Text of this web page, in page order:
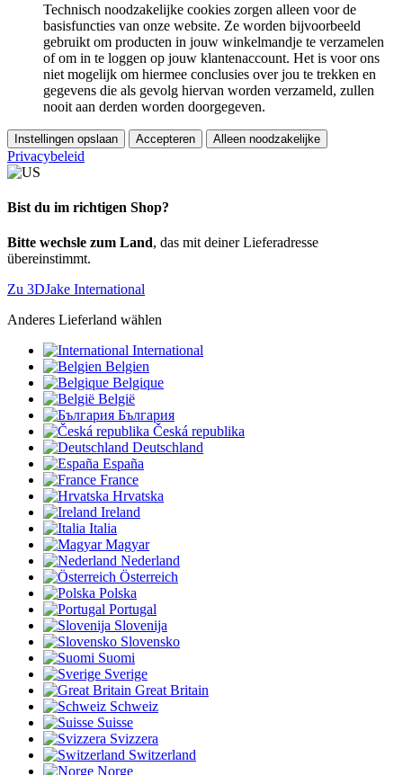
Technisch noodzakelijke cookies zorgen alleen voor de
basisfuncties van onze website. Ze worden bijvoorbeeld
gebruikt om producten in jouw winkelmandje te verzamelen
of om in te loggen op jouw klantenaccount. Het is voor ons
niet mogelijk om hiermee conclusies over jou te trekken en
gegevens die als gevolg hiervan worden verzameld, zullen
nooit aan derden worden doorgegeven.
Instellingen opslaan Accepteren Alleen noodzakelijke
Privacybeleid
Bist du im richtigen Shop?
Bitte wechsle zum Land, das mit deiner Lieferadresse
übereinstimmt.
Zu 3DJake International
Anderes Lieferland wählen
International
Belgien
Belgique
België
България
Česká republika
Deutschland
España
France
Hrvatska
Ireland
Italia
Magyar
Nederland
Österreich
Polska
Portugal
Slovenija
Slovensko
Suomi
Sverige
Great Britain
Schweiz
Suisse
Svizzera
Switzerland
Norge